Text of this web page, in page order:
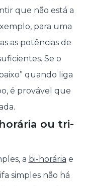
que não está a
para uma
as potências de
Se o
quando liga
é provável que
ou tri-
a bi-horária e
simples não há